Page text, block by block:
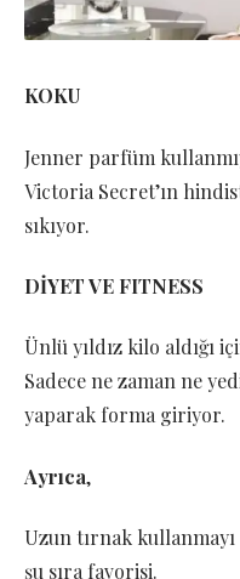
KOKU
Jenner parfüm
Victoria Secret’ın
sıkıyor.
DİYET VE FITNESS
Ünlü yıldız kilo aldığı
Sadece ne zaman ne
yaparak forma giriyor.
Ayrıca,
Uzun tırnak
şu sıra favorisi.